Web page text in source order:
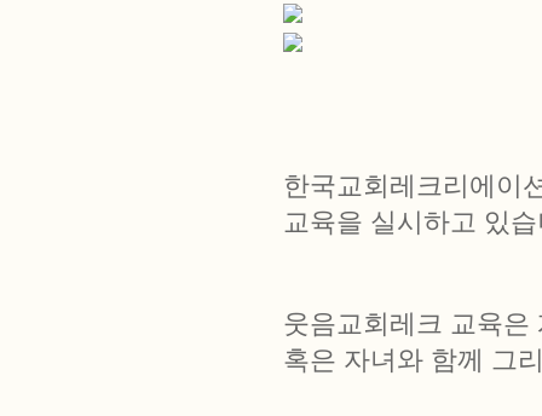
한국교회레크리에이
교육을 실시하고 있
웃음교회레크 교육은
혹은 자녀와 함께 그